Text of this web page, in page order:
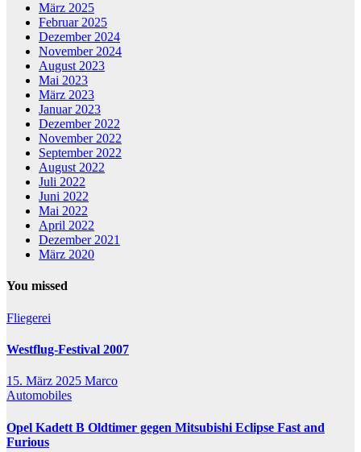
März 2025
Februar 2025
Dezember 2024
November 2024
August 2023
Mai 2023
März 2023
Januar 2023
Dezember 2022
November 2022
September 2022
August 2022
Juli 2022
Juni 2022
Mai 2022
April 2022
Dezember 2021
März 2020
You missed
Fliegerei
Westflug-Festival 2007
15. März 2025 Marco
Automobiles
Opel Kadett B Oldtimer gegen Mitsubishi Eclipse Fast and
Furious